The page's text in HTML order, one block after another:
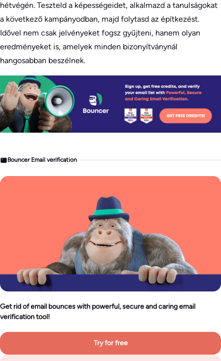
hétvégén. Teszteld a képességeidet, alkalmazd a tanulságokat
a következő kampányodban, majd folytasd az építkezést.
Idővel nem csak jelvényeket fogsz gyűjteni, hanem olyan
eredményeket is, amelyek minden bizonyítványnál
hangosabban beszélnek.
Bouncer Email verification
Get rid of email bounces with powerful, secure and caring email
verification tool!
Try for free